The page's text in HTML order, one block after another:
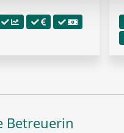
Betreuerin